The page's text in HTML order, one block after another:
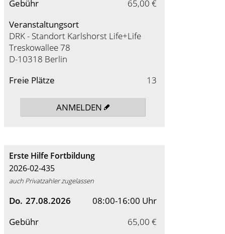
Gebühr
65,00 €
Veranstaltungsort
DRK - Standort Karlshorst Life+Life
Treskowallee 78
D-10318 Berlin
Freie Plätze
13
ANMELDEN
Erste Hilfe Fortbildung
2026-02-435
auch Privatzahler zugelassen
Do. 27.08.2026
08:00-16:00 Uhr
Gebühr
65,00 €